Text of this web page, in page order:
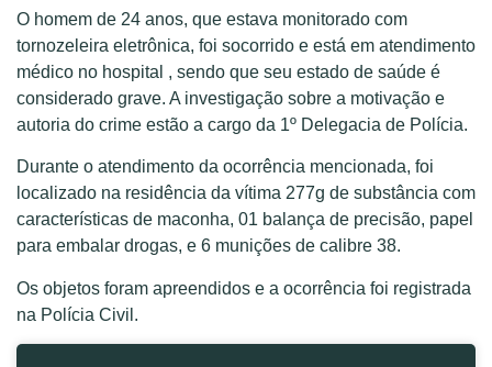
O homem de 24 anos, que estava monitorado com
tornozeleira eletrônica, foi socorrido e está em atendimento
médico no hospital , sendo que seu estado de saúde é
considerado grave. A investigação sobre a motivação e
autoria do crime estão a cargo da 1º Delegacia de Polícia.
Durante o atendimento da ocorrência mencionada, foi
localizado na residência da vítima 277g de substância com
características de maconha, 01 balança de precisão, papel
para embalar drogas, e 6 munições de calibre 38.
Os objetos foram apreendidos e a ocorrência foi registrada
na Polícia Civil.